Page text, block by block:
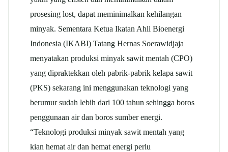
prosesing lost, dapat meminimalkan kehilangan
minyak. Sementara Ketua Ikatan Ahli Bioenergi
Indonesia (IKABI) Tatang Hernas Soerawidjaja
menyatakan produksi minyak sawit mentah (CPO)
yang dipraktekkan oleh pabrik-pabrik kelapa sawit
(PKS) sekarang ini menggunakan teknologi yang
berumur sudah lebih dari 100 tahun sehingga boros
penggunaan air dan boros sumber energi.
“Teknologi produksi minyak sawit mentah yang
kian hemat air dan hemat energi perlu